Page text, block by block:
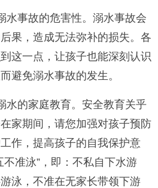
事故的危害性。溺水事故会
果，造成无法弥补的损失。各
这一点，让孩子也能深刻认识
避免溺水事故的发生。
的家庭教育。安全教育关乎
家期间，请您加强对孩子预防
作，提高孩子的自我保护意
准泳”，即：不私自下水游
泳，不准在无家长带领下游